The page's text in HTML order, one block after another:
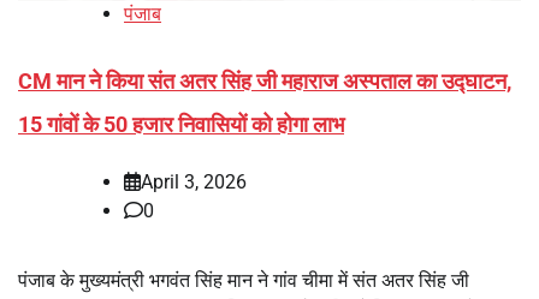
पंजाब
CM मान ने किया संत अतर सिंह जी महाराज अस्पताल का उद्घाटन,
15 गांवों के 50 हजार निवासियों को होगा लाभ
April 3, 2026
0
पंजाब के मुख्यमंत्री भगवंत सिंह मान ने गांव चीमा में संत अतर सिंह जी